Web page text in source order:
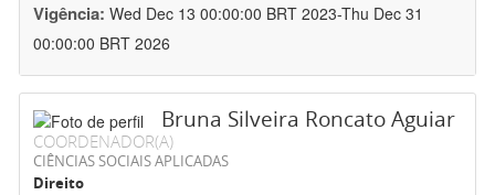
Vigência: Wed Dec 13 00:00:00 BRT 2023-Thu Dec 31
00:00:00 BRT 2026
Bruna Silveira Roncato Aguiar
COORDENADOR(A)
CIÊNCIAS SOCIAIS APLICADAS
Direito